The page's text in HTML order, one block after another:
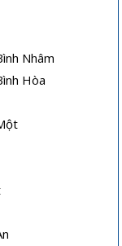
Nhâm
Hòa